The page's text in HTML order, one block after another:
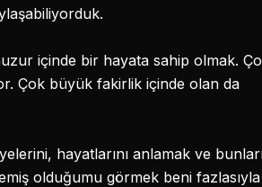
içinde bir hayata sahip olmak.
Çok büyük fakirlik içinde olan da
hayatlarını anlamak ve
olduğumu görmek beni fazlasıyla